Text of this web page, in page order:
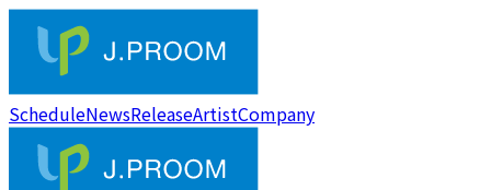
ScheduleNewsReleaseArtistCompany